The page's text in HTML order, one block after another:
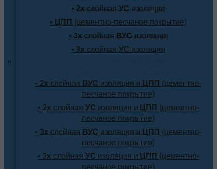
• 2х слойная УС изоляция
• ЦПП (цементно-песчаное покрытие)
• 3х слойная ВУС изоляция
• 3х слойная УС изоляция
• 2х слойная ВУС изоляция и ЦПП (цементно-
песчаное покрытие)
• 2х слойная УС изоляция и ЦПП (цементно-
песчаное покрытие)
• 3х слойная ВУС изоляция и ЦПП (цементно-
песчаное покрытие)
• 3х слойная УС изоляция и ЦПП (цементно-
песчаное покрытие)